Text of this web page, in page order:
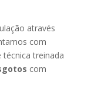
através
com
treinada
com